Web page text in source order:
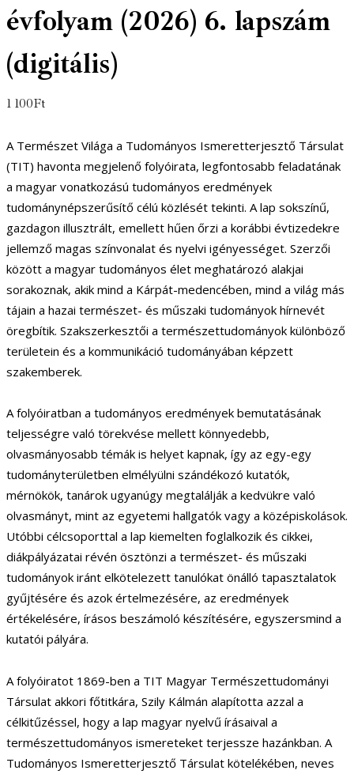
évfolyam (2026) 6. lapszám
(digitális)
1 100Ft
A Természet Világa a Tudományos Ismeretterjesztő Társulat
(TIT) havonta megjelenő folyóirata, legfontosabb feladatának
a magyar vonatkozású tudományos eredmények
tudománynépszerűsítő célú közlését tekinti. A lap sokszínű,
gazdagon illusztrált, emellett hűen őrzi a korábbi évtizedekre
jellemző magas színvonalat és nyelvi igényességet. Szerzői
között a magyar tudományos élet meghatározó alakjai
sorakoznak, akik mind a Kárpát-medencében, mind a világ más
tájain a hazai természet- és műszaki tudományok hírnevét
öregbítik. Szakszerkesztői a természettudományok különböző
területein és a kommunikáció tudományában képzett
szakemberek.
A folyóiratban a tudományos eredmények bemutatásának
teljességre való törekvése mellett könnyedebb,
olvasmányosabb témák is helyet kapnak, így az egy-egy
tudományterületben elmélyülni szándékozó kutatók,
mérnökök, tanárok ugyanúgy megtalálják a kedvükre való
olvasmányt, mint az egyetemi hallgatók vagy a középiskolások.
Utóbbi célcsoporttal a lap kiemelten foglalkozik és cikkei,
diákpályázatai révén ösztönzi a természet- és műszaki
tudományok iránt elkötelezett tanulókat önálló tapasztalatok
gyűjtésére és azok értelmezésére, az eredmények
értékelésére, írásos beszámoló készítésére, egyszersmind a
kutatói pályára.
A folyóiratot 1869-ben a TIT Magyar Természettudományi
Társulat akkori főtitkára, Szily Kálmán alapította azzal a
célkitűzéssel, hogy a lap magyar nyelvű írásaival a
természettudományos ismereteket terjessze hazánkban. A
Tudományos Ismeretterjesztő Társulat kötelékében, neves